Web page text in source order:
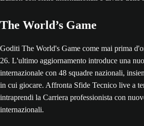
The World’s Game
Goditi The World's Game come mai prima
26. L'ultimo aggiornamento introduce una
internazionale con 48 squadre nazionali,
in cui giocare. Affronta Sfide Tecnico live a
intraprendi la Carriera professionista con
internazionali.